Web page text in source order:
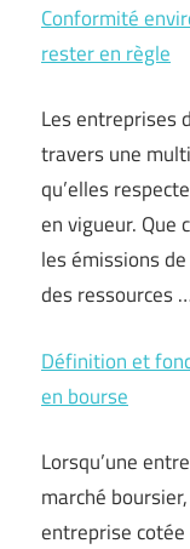
Conformité
rester en règle
Les entreprises
travers une
qu’elles
en vigueur. Que
les émissions
des ressources
Définition et
en bourse
Lorsqu’une
marché
entreprise